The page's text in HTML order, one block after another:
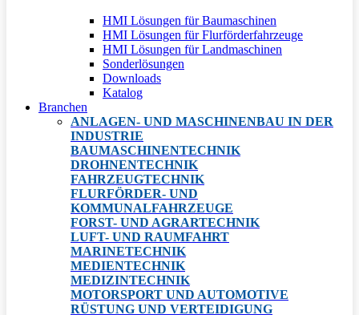
HMI Lösungen für Baumaschinen
HMI Lösungen für Flurförderfahrzeuge
HMI Lösungen für Landmaschinen
Sonderlösungen
Downloads
Katalog
Branchen
ANLAGEN- UND MASCHINENBAU IN DER
INDUSTRIE
BAUMASCHINENTECHNIK
DROHNENTECHNIK
FAHRZEUGTECHNIK
FLURFÖRDER- UND
KOMMUNALFAHRZEUGE
FORST- UND AGRARTECHNIK
LUFT- UND RAUMFAHRT
MARINETECHNIK
MEDIENTECHNIK
MEDIZINTECHNIK
MOTORSPORT UND AUTOMOTIVE
RÜSTUNG UND VERTEIDIGUNG